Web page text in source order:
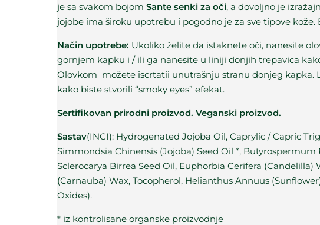
je sa svakom bojom Sante senki za oči, a dovoljno je
jojobe ima široku upotrebu i pogodno je za sve tipove kože.
Način upotrebe: Ukoliko želite da istaknete oči, nanesite
gornjem kapku i / ili ga nanesite u liniji donjih trepavica
Olovkom možete iscrtatii unutrašnju stranu donjeg
kako biste stvorili “smoky eyes” efekat.
Sertifikovan prirodni proizvod. Veganski proizvod.
Sastav(INCI): Hydrogenated Jojoba Oil, Caprylic / Capric
Simmondsia Chinensis (Jojoba) Seed Oil *, Butyrospermum
Sclerocarya Birrea Seed Oil, Euphorbia Cerifera (Candelilla)
(Carnauba) Wax, Tocopherol, Helianthus Annuus
Oxides).
* iz kontrolisane organske proizvodnje